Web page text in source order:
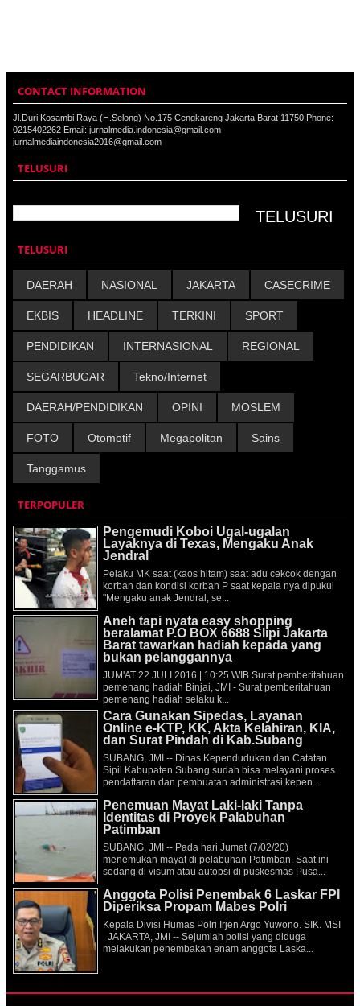
CONTACT INFORMATION
Jl.Duri Kosambi Raya (H.Selong) No.175 Cengkareng Jakarta Barat 11750 Phone:
0215402262 Email: jurnalmedia.indonesia@gmail.com
jurnalmediaindonesia2016@gmail.com
TELUSURI
TELUSURI
DAERAH NASIONAL JAKARTA CASECRIME
EKBIS HEADLINE TERKINI SPORT
PENDIDIKAN INTERNASIONAL REGIONAL
SEGARBUGAR Tekno/Internet
DAERAH/PENDIDIKAN OPINI MOSLEM
FOTO Otomotif Megapolitan Sains
Tanggamus
TERPOPULER
Pengemudi Koboi Ugal-ugalan
Layaknya di Texas, Mengaku Anak
Jendral
Pelaku MK saat (kaos hitam) saat adu cekcok dengan
korban dan kondisi korban P saat kepala nya dipukul
"Mengaku anak Jendral, se...
Aneh tapi nyata easy shopping
beralamat P.O BOX 6688 Slipi Jakarta
Barat tawarkan hadiah kepada yang
bukan pelanggannya
JUM'AT 22 JULI 2016 | 10:25 WIB Surat pemberitahuan
pemenang hadiah Binjai, JMI - Surat pemberitahuan
pemenang hadiah selaku k...
Cara Gunakan Sipedas, Layanan
Online e-KTP, KK, Akta Kelahiran, KIA,
dan Surat Pindah di Kab.Subang
SUBANG, JMI -- Dinas Kependudukan dan Catatan
Sipil Kabupaten Subang sudah bisa melayani proses
pendaftaran dan pembuatan administrasi kepen...
Penemuan Mayat Laki-laki Tanpa
Identitas di Proyek Palabuhan
Patimban
SUBANG, JMI -- Pada hari Jumat (7/02/20)
menemukan mayat di pelabuhan Patimban. Saat ini
sedang di visum atau autopsi di puskesmas Pusa...
Anggota Polisi Penembak 6 Laskar FPI
Diperiksa Propam Mabes Polri
Kepala Divisi Humas Polri Irjen Argo Yuwono. SIK. MSI
JAKARTA, JMI -- Sejumlah polisi yang diduga
melakukan penembakan enam anggota Laska...